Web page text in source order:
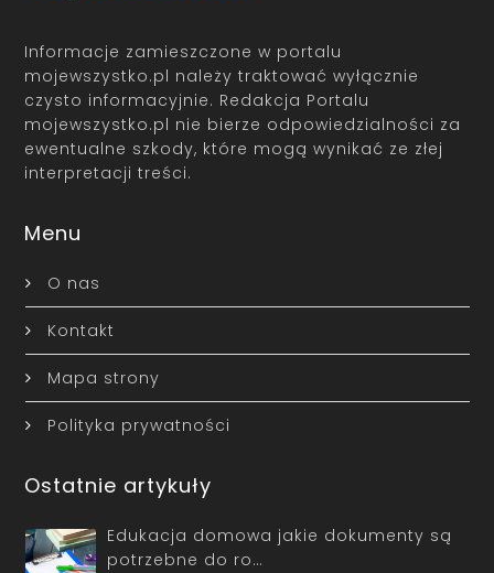
Informacje zamieszczone w portalu
mojewszystko.pl należy traktować wyłącznie
czysto informacyjnie. Redakcja Portalu
mojewszystko.pl nie bierze odpowiedzialności za
ewentualne szkody, które mogą wynikać ze złej
interpretacji treści.
Menu
O nas
Kontakt
Mapa strony
Polityka prywatności
Ostatnie artykuły
Edukacja domowa jakie dokumenty są
potrzebne do ro…